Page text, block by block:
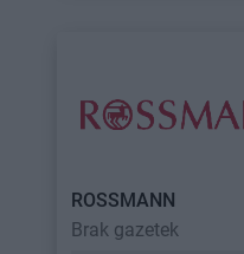
ROSSMANN
Brak gazetek